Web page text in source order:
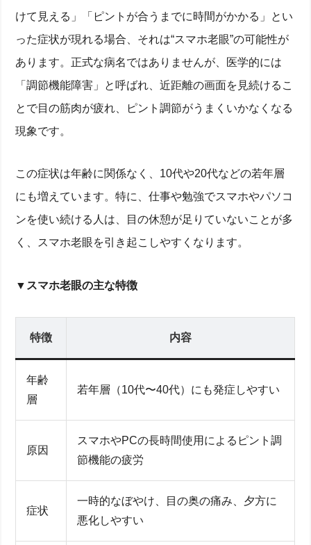
けて見える」「ピントが合うまでに時間がかかる」とい
った症状が現れる場合、それは“スマホ老眼”の可能性が
あります。正式な病名ではありませんが、医学的には
「調節機能障害」と呼ばれ、近距離の画面を見続けるこ
とで目の筋肉が疲れ、ピント調節がうまくいかなくなる
現象です。
この症状は年齢に関係なく、10代や20代などの若年層
にも増えています。特に、仕事や勉強でスマホやパソコ
ンを使い続ける人は、目の休憩が足りていないことが多
く、スマホ老眼を引き起こしやすくなります。
▼スマホ老眼の主な特徴
特徴 内容
年齢
層
若年層（10代〜40代）にも発症しやすい
原因
スマホやPCの長時間使用によるピント調
節機能の疲労
症状
一時的なぼやけ、目の奥の痛み、夕方に
悪化しやすい